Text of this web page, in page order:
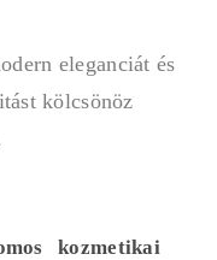
eleganciát és
kölcsönöz
kozmetikai